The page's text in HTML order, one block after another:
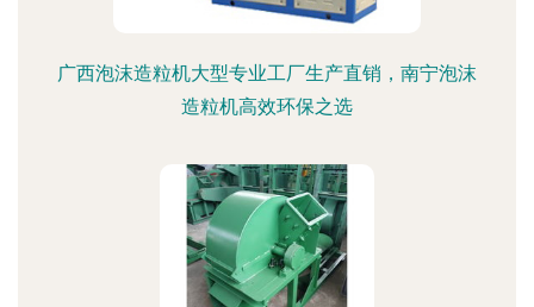
广西泡沫造粒机大型专业工厂生产直销，南宁泡沫
造粒机高效环保之选